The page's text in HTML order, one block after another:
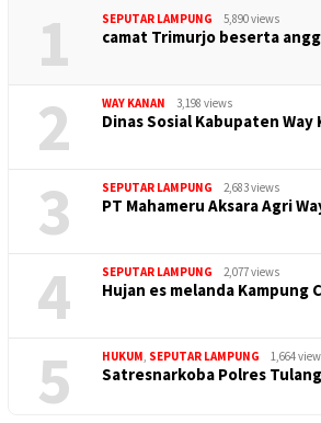
1 SEPUTAR LAMPUNG 5,890 views
camat Trimurjo beserta
2 WAY KANAN 3,198 views
Dinas Sosial Kabupaten
3 SEPUTAR LAMPUNG 2,683 views
PT Mahameru Aksara Agri
4 SEPUTAR LAMPUNG 2,077 views
Hujan es melanda Kampung
5 HUKUM, SEPUTAR LAMPUNG 1,664
Satresnarkoba Polres